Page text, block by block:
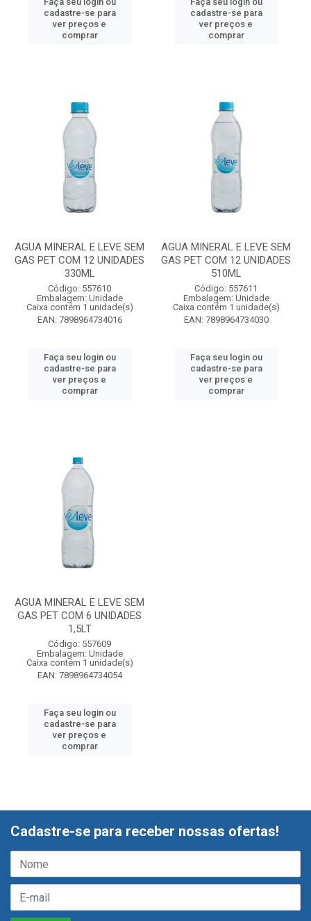
cadastre-se para
ver preços e
comprar
cadastre-se para
ver preços e
comprar
AGUA MINERAL E LEVE SEM
GAS PET COM 12 UNIDADES
330ML
Código: 557610
Embalagem: Unidade
Caixa contém 1 unidade(s)
EAN: 7898964734016
Faça seu login ou
cadastre-se para
ver preços e
comprar
AGUA MINERAL E LEVE SEM
GAS PET COM 12 UNIDADES
510ML
Código: 557611
Embalagem: Unidade
Caixa contém 1 unidade(s)
EAN: 7898964734030
Faça seu login ou
cadastre-se para
ver preços e
comprar
AGUA MINERAL E LEVE SEM
GAS PET COM 6 UNIDADES
1,5LT
Código: 557609
Embalagem: Unidade
Caixa contém 1 unidade(s)
EAN: 7898964734054
Faça seu login ou
cadastre-se para
ver preços e
comprar
Cadastre-se para receber nossas ofertas!